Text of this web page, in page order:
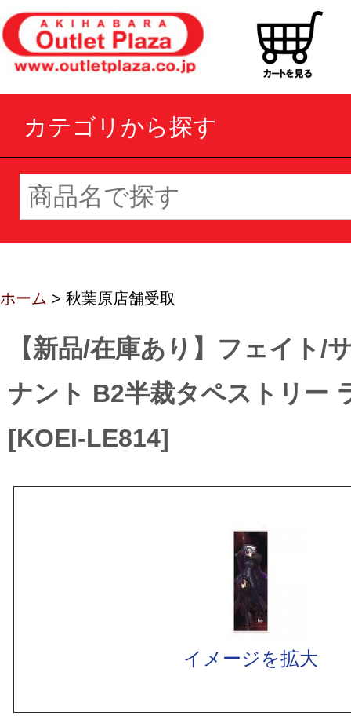
カテゴリから探す
ホーム > 秋葉原店舗受取
【新品/在庫あり】フェイト/
ナント B2半裁タペストリー
[KOEI-LE814]
イメージを拡大